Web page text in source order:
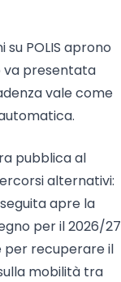
POLIS aprono
va presentata
vale come
pubblica al
alternativi:
apre la
per il 2026/27
per recuperare il
mobilità tra